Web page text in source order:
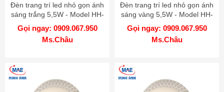
Đèn trang trí led nhỏ gọn ánh
sáng trắng 5,5W - Model HH-
LW6010119
Gọi ngay: 0909.067.950
Ms.Châu
Đèn trang trí led nhỏ gọn ánh
sáng vàng 5,5W - Model HH-
LW6020119
Gọi ngay: 0909.067.950
Ms.Châu